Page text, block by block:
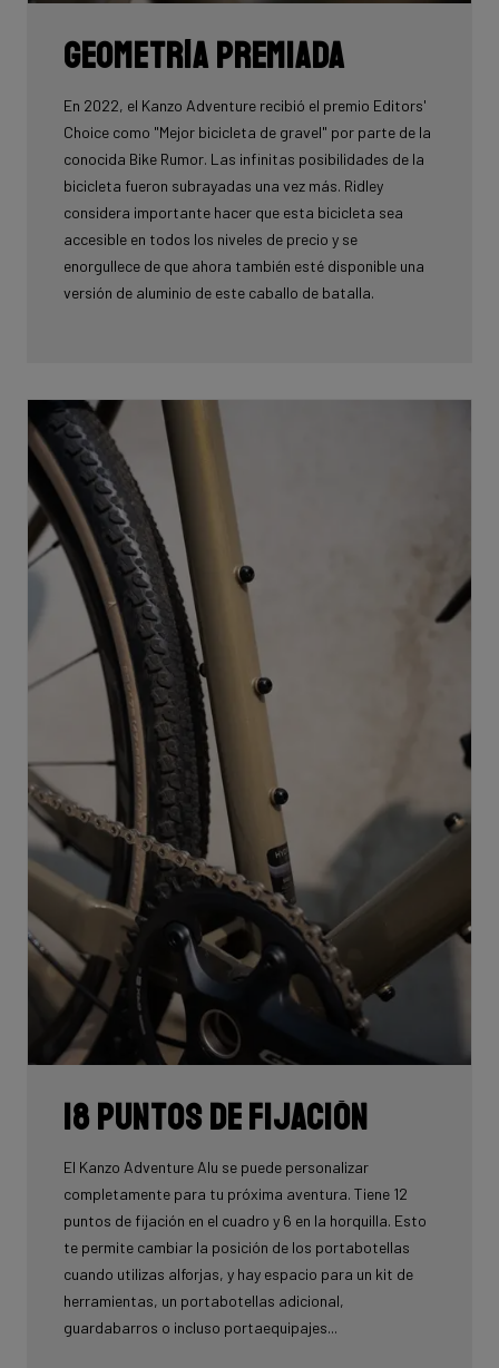
Geometría premiada
En 2022, el Kanzo Adventure recibió el premio Editors'
Choice como "Mejor bicicleta de gravel" por parte de la
conocida Bike Rumor. Las infinitas posibilidades de la
bicicleta fueron subrayadas una vez más. Ridley
considera importante hacer que esta bicicleta sea
accesible en todos los niveles de precio y se
enorgullece de que ahora también esté disponible una
versión de aluminio de este caballo de batalla.
18 puntos de fijación
El Kanzo Adventure Alu se puede personalizar
completamente para tu próxima aventura. Tiene 12
puntos de fijación en el cuadro y 6 en la horquilla. Esto
te permite cambiar la posición de los portabotellas
cuando utilizas alforjas, y hay espacio para un kit de
herramientas, un portabotellas adicional,
guardabarros o incluso portaequipajes...